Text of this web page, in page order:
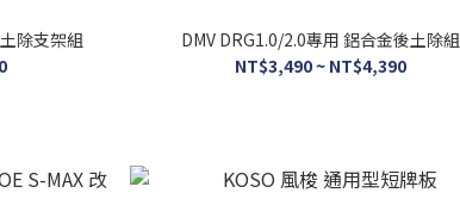
除支架組
DMV DRG1.0/2.0專用 鋁合金後土除組
NT$3,490 ~ NT$4,390